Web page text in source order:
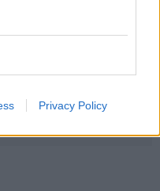
Privacy Policy
ΔΕΥΑ